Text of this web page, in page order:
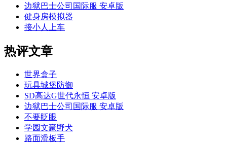
边狱巴士公司国际服 安卓版
健身房模拟器
接小人上车
热评文章
世界盒子
玩具城堡防御
SD高达G世代永恒 安卓版
边狱巴士公司国际服 安卓版
不要眨眼
学园文豪野犬
路面滑板手